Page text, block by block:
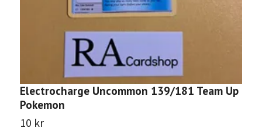
Electrocharge Uncommon 139/181 Team Up
Pokemon
10 kr